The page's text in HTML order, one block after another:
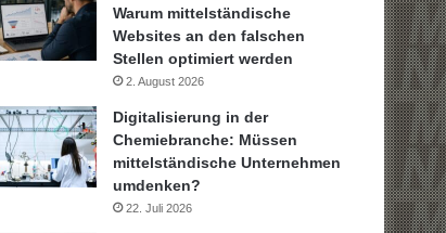
Warum mittelständische
Websites an den falschen
Stellen optimiert werden
2. August 2026
Digitalisierung in der
Chemiebranche: Müssen
mittelständische Unternehmen
umdenken?
22. Juli 2026